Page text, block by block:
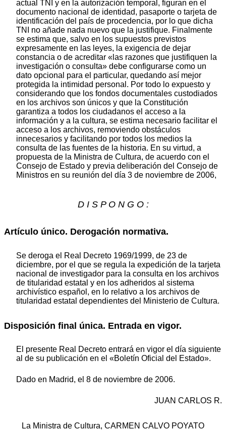
actual TNI y en la autorización temporal, figuran en el
documento nacional de identidad, pasaporte o tarjeta de
identificación del país de procedencia, por lo que dicha
TNI no añade nada nuevo que la justifique. Finalmente
se estima que, salvo en los supuestos previstos
expresamente en las leyes, la exigencia de dejar
constancia o de acreditar «las razones que justifiquen la
investigación o consulta» debe configurarse como un
dato opcional para el particular, quedando así mejor
protegida la intimidad personal. Por todo lo expuesto y
considerando que los fondos documentales custodiados
en los archivos son únicos y que la Constitución
garantiza a todos los ciudadanos el acceso a la
información y a la cultura, se estima necesario facilitar el
acceso a los archivos, removiendo obstáculos
innecesarios y facilitando por todos los medios la
consulta de las fuentes de la historia. En su virtud, a
propuesta de la Ministra de Cultura, de acuerdo con el
Consejo de Estado y previa deliberación del Consejo de
Ministros en su reunión del día 3 de noviembre de 2006,
D I S P O N G O :
Artículo único. Derogación normativa.
Se deroga el Real Decreto 1969/1999, de 23 de
diciembre, por el que se regula la expedición de la tarjeta
nacional de investigador para la consulta en los archivos
de titularidad estatal y en los adheridos al sistema
archivístico español, en lo relativo a los archivos de
titularidad estatal dependientes del Ministerio de Cultura.
Disposición final única. Entrada en vigor.
El presente Real Decreto entrará en vigor el día siguiente
al de su publicación en el «Boletín Oficial del Estado».
Dado en Madrid, el 8 de noviembre de 2006.
JUAN CARLOS R.
La Ministra de Cultura, CARMEN CALVO POYATO